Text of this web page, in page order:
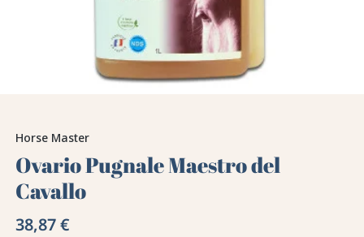
Horse Master
Ovario Pugnale Maestro del
Cavallo
38,87 €